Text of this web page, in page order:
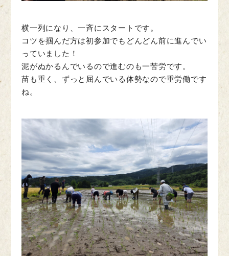
横一列になり、一斉にスタートです。
コツを掴んだ方は初参加でもどんどん前に進んでい
っていました！
泥がぬかるんでいるので進むのも一苦労です。
苗も重く、ずっと屈んでいる体勢なので重労働です
ね。